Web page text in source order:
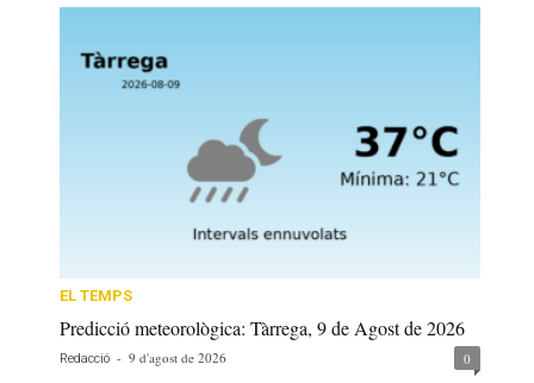
EL TEMPS
Predicció meteorològica: Tàrrega, 9 de Agost de 2026
Redacció - 9 d'agost de 2026 0